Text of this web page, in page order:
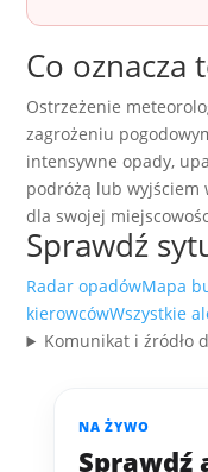
Co oznacza
Ostrzeżenie
zagrożeniu
intensywne opady,
podróżą lub wyjściem
dla swojej
Sprawdź
Radar opadówMapa
kierowcówWszystkie
Komunikat i źródło
NA ŻYWO
Sprawdź